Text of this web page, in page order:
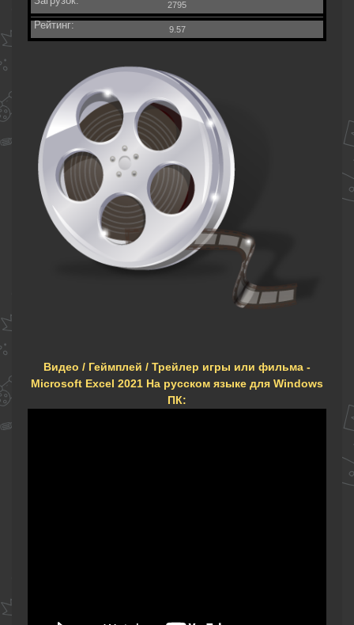
2795
Рейтинг: 9.57
Видео / Геймплей / Трейлер игры или фильма -
Microsoft Excel 2021 На русском языке для Windows
ПК: